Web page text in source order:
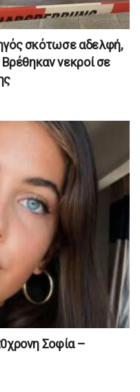
σκότωσε αδελφή,
νεκροί σε
Σοφία –